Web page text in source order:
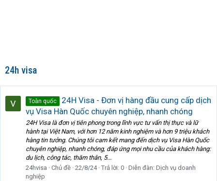
24h visa
Toàn quốc
24H Visa - Đơn vị hàng đầu cung cấp dịch
vụ Visa Hàn Quốc chuyên nghiệp, nhanh chóng
24H Visa là đơn vị tiên phong trong lĩnh vực tư vấn thị thực và lữ
hành tại Việt Nam, với hơn 12 năm kinh nghiệm và hơn 9 triệu khách
hàng tin tưởng. Chúng tôi cam kết mang đến dịch vụ Visa Hàn Quốc
chuyên nghiệp, nhanh chóng, đáp ứng mọi nhu cầu của khách hàng:
du lịch, công tác, thăm thân, 5...
24hvisa
Chủ đề 22/8/24 Trả lời: 0 Diễn đàn: Dịch vụ doanh
nghiệp